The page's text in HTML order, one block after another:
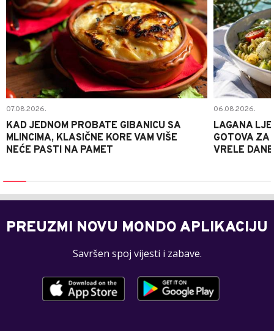
07.08.2026.
KAD JEDNOM PROBATE GIBANICU SA
MLINCIMA, KLASIČNE KORE VAM VIŠE
NEĆE PASTI NA PAMET
06.08.2026.
LAGANA
GOTOVA ZA
VRELE DANE
PREUZMI NOVU MONDO APLIKACIJU
Savršen spoj vijesti i zabave.